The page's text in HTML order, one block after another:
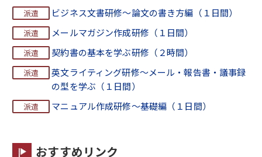
ビジネス文書研修～論文の書き方編（１日間）
メールマガジン作成研修（１日間）
契約書の基本を学ぶ研修（２時間）
英文ライティング研修～メール・報告書・議事録
の型を学ぶ（１日間）
マニュアル作成研修～基礎編（１日間）
おすすめリンク